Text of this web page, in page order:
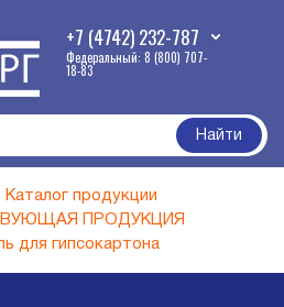
+7 (4742) 232-787
Федеральный: 8 (800) 707-
18-83
Найти
Каталог продукции
ПРОДУКЦИЯ
для гипсокартона